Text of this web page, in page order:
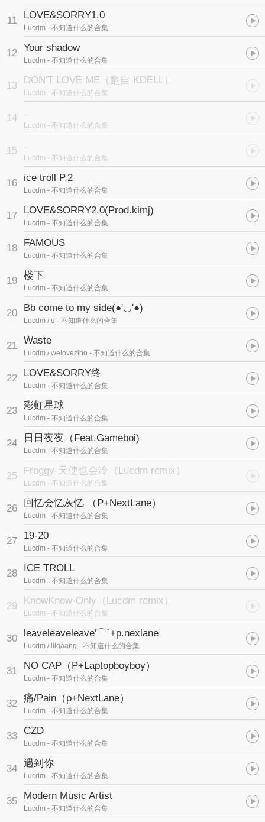
11 LOVE&SORRY1.0
Lucdm - 不知道什么的合集
12 Your shadow
Lucdm - 不知道什么的合集
13 DON'T LOVE ME（翻自 KDELL）
Lucdm - 不知道什么的合集
14 ..
Lucdm - 不知道什么的合集
15 ..
Lucdm - 不知道什么的合集
16 ice troll P.2
Lucdm - 不知道什么的合集
17 LOVE&SORRY2.0(Prod.kimj)
Lucdm - 不知道什么的合集
18 FAMOUS
Lucdm - 不知道什么的合集
19 楼下
Lucdm - 不知道什么的合集
20 Bb come to my side(●'◡'●)
Lucdm / d - 不知道什么的合集
21 Waste
Lucdm / weloveziho - 不知道什么的合集
22 LOVE&SORRY终
Lucdm - 不知道什么的合集
23 彩虹星球
Lucdm - 不知道什么的合集
24 日日夜夜（Feat.Gameboi)
Lucdm - 不知道什么的合集
25 Froggy-天使也会冷（Lucdm remix）
Lucdm - 不知道什么的合集
26 回忆会忆灰忆 （P+NextLane）
Lucdm - 不知道什么的合集
27 19-20
Lucdm - 不知道什么的合集
28 ICE TROLL
Lucdm - 不知道什么的合集
29 KnowKnow-Only（Lucdm remix）
Lucdm - 不知道什么的合集
30 leaveleaveleave′⌒`+p.nexlane
Lucdm / lilgaang - 不知道什么的合集
31 NO CAP（P+Laptopboyboy）
Lucdm - 不知道什么的合集
32 痛/Pain（p+NextLane）
Lucdm - 不知道什么的合集
33 CZD
Lucdm - 不知道什么的合集
34 遇到你
Lucdm - 不知道什么的合集
35 Modern Music Artist
Lucdm - 不知道什么的合集